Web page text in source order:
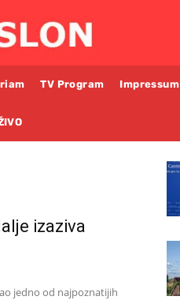
TV Program Impressum
izaziva
jedno od najpoznatijih